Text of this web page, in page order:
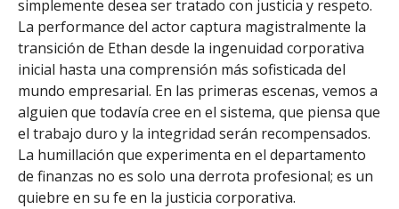
simplemente desea ser tratado con justicia y respeto.
La performance del actor captura magistralmente la
transición de Ethan desde la ingenuidad corporativa
inicial hasta una comprensión más sofisticada del
mundo empresarial. En las primeras escenas, vemos a
alguien que todavía cree en el sistema, que piensa que
el trabajo duro y la integridad serán recompensados.
La humillación que experimenta en el departamento
de finanzas no es solo una derrota profesional; es un
quiebre en su fe en la justicia corporativa.